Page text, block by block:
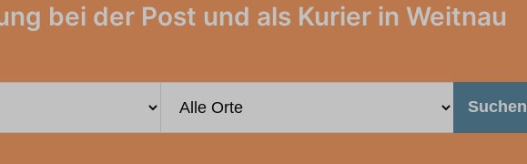
bei der Post und als Kurier in Weitnau
Suchen